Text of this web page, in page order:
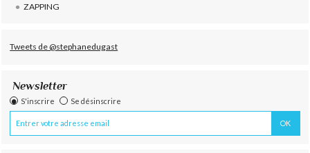
ZAPPING
Tweets de @stephanedugast
Newsletter
S'inscrire Se désinscrire